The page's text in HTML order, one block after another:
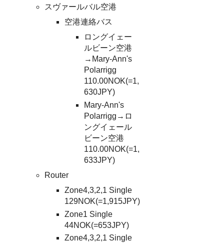
スヴァールバル空港
空港連絡バス
ロングイェー
ルビーン空港
→Mary-Ann's
Polarrigg
110.00NOK(=1,
630JPY)
Mary-Ann's
Polarrigg→ロ
ングイェール
ビーン空港
110.00NOK(=1,
633JPY)
Router
Zone4,3,2,1 Single
129NOK(=1,915JPY)
Zone1 Single
44NOK(=653JPY)
Zone4,3,2,1 Single